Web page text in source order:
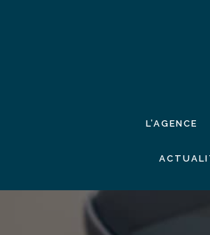
L’AGENCE